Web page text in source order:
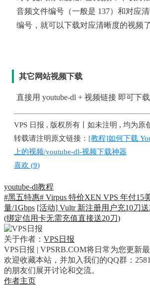
音频文件编号（一般是 137）和对应
编号，就可以下载对应清晰度的视频了
其它网站视频下载
直接用 youtube-dl + 视频链接 即可下载
VPS 日报 , 版权所有丨如未注明 , 均为原
转载请注明原文链接： [教程]如何下载
上的视频/youtube-dl-视频下载神器
喜欢 (9)
youtube-dl教程
#黑五特惠# Virpus 特价XEN VPS 年付15
量/1Gbps [活动] Vultr 新注册用户充10刀
(绑定信用卡无需充值直接送20刀)
关于作者： VPS日报
VPS日报 | VPSRB.COM将日常为您更新
欢迎收藏本站，并加入我们的QQ群：
的朋友们展开讨论和交流。
作者主页